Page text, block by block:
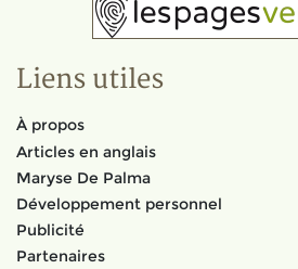
Liens utiles
À propos
Articles en anglais
Maryse De Palma
Développement personnel
Publicité
Partenaires